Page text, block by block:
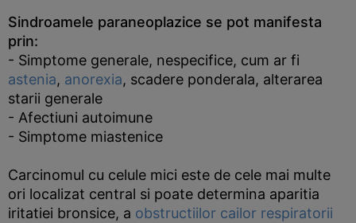
Sindroamele paraneoplazice se pot manifesta
prin:
- Simptome generale, nespecifice, cum ar fi
astenia, anorexia, scadere ponderala, alterarea
starii generale
- Afectiuni autoimune
- Simptome miastenice
Carcinomul cu celule mici este de cele mai multe
ori localizat central si poate determina aparitia
iritatiei bronsice, a obstructiilor cailor respiratorii